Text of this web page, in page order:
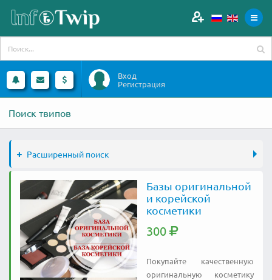
Вход
Регистрация
Поиск твипов
Расширенный поиск
Базы оригинальной
и корейской
косметики
300
Покупайте качественную
оригинальную косметику